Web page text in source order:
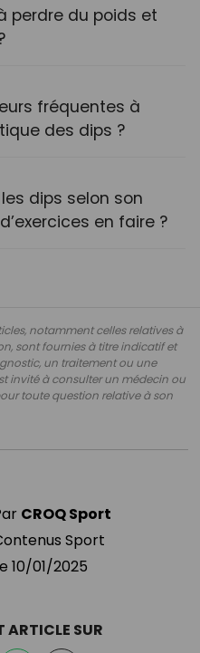
perdre du poids et
fréquentes à
des dips ?
dips selon son
en faire ?
notamment celles relatives à
sont fournies à titre indicatif et
un traitement ou une
invité à consulter un médecin ou
toute question relative à son
CROQ Sport
Sport
10/01/2025
ARTICLE SUR